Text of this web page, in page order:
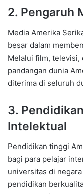
2. Pengaruh
Media Amerika
besar dalam
Melalui film, televisi,
pandangan dunia
diterima di seluruh
3.
Intelektual
Pendidikan tinggi
bagi para pelajar
universitas di
pendidikan